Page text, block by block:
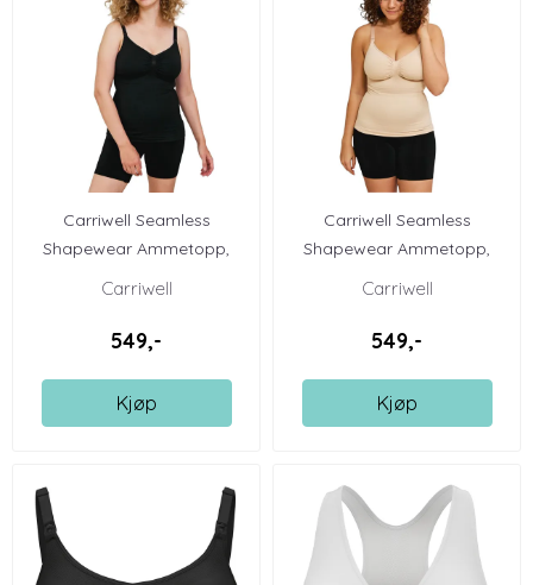
Carriwell Seamless
Shapewear Ammetopp,
Carriwell
549,-
Kjøp
Carriwell Seamless
Shapewear Ammetopp,
honey
Carriwell
549,-
Kjøp